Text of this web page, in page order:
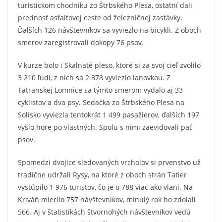
turistickom chodníku zo Štrbského Plesa, ostatní dali
prednosť asfaltovej ceste od železničnej zastávky.
Ďalších 126 návštevníkov sa vyviezlo na bicykli. Z oboch
smerov zaregistrovali dokopy 76 psov.
V kurze bolo i Skalnaté pleso, ktoré si za svoj cieľ zvolilo
3 210 ľudí, z nich sa 2 878 vyviezlo lanovkou. Z
Tatranskej Lomnice sa týmto smerom vydalo aj 33
cyklistov a dva psy. Sedačka zo Štrbského Plesa na
Solisko vyviezla tentokrát 1 499 pasažierov, ďalších 197
vyšlo hore po vlastných. Spolu s nimi zaevidovali päť
psov.
Spomedzi dvojice sledovaných vrcholov si prvenstvo už
tradične udržali Rysy, na ktoré z oboch strán Tatier
vystúpilo 1 976 turistov, čo je o 788 viac ako vlani. Na
Kriváň mierilo 757 návštevníkov, minulý rok ho zdolali
566. Aj v štatistikách štvornohých návštevníkov vedú